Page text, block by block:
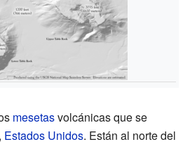
mesetasvolcánicas que se
, Estados Unidos. Están al norte del